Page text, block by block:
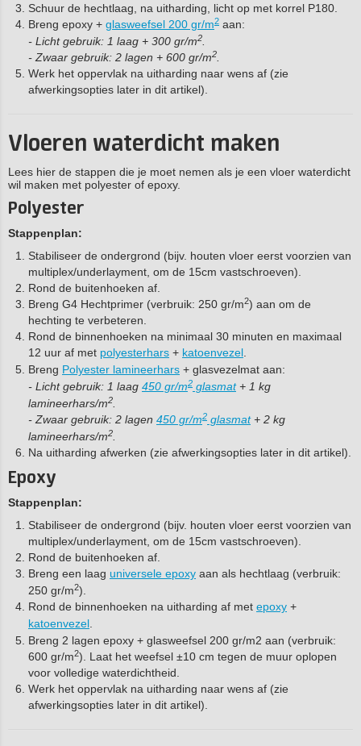
Schuur de hechtlaag, na uitharding, licht op met korrel P180.
Breng epoxy + glasweefsel 200 gr/m2 aan:
- Licht gebruik: 1 laag + 300 gr/m2
- Zwaar gebruik: 2 lagen + 600 gr/m2
Werk het oppervlak na uitharding naar wens af (zie
afwerkingsopties later in dit artikel).
Vloeren waterdicht maken
Lees hier de stappen die je moet nemen als je een vloer waterdicht
wil maken met polyester of epoxy.
Polyester
Stappenplan:
Stabiliseer de ondergrond (bijv. houten vloer eerst voorzien van
multiplex/underlayment, om de 15cm vastschroeven).
Rond de buitenhoeken af.
Breng G4 Hechtprimer (verbruik: 250 gr/m2) aan om de
hechting te verbeteren.
Rond de binnenhoeken na minimaal 30 minuten en maximaal
12 uur af met polyesterhars + katoenvezel
Breng Polyester lamineerhars + glasvezelmat aan:
- Licht gebruik: 1 laag 450 gr/m2 glasmat+ 1 kg
lamineerhars/m2
- Zwaar gebruik: 2 lagen 450 gr/m2 glasmat+ 2 kg
lamineerhars/m2
Na uitharding afwerken (zie afwerkingsopties later in dit artikel).
Epoxy
Stappenplan:
Stabiliseer de ondergrond (bijv. houten vloer eerst voorzien van
multiplex/underlayment, om de 15cm vastschroeven).
Rond de buitenhoeken af.
Breng een laag universele epoxy aan als hechtlaag (verbruik:
250 gr/m2).
Rond de binnenhoeken na uitharding af met epoxy +
katoenvezel
Breng 2 lagen epoxy + glasweefsel 200 gr/m2 aan (verbruik:
600 gr/m2). Laat het weefsel ±10 cm tegen de muur oplopen
voor volledige waterdichtheid.
Werk het oppervlak na uitharding naar wens af (zie
afwerkingsopties later in dit artikel).